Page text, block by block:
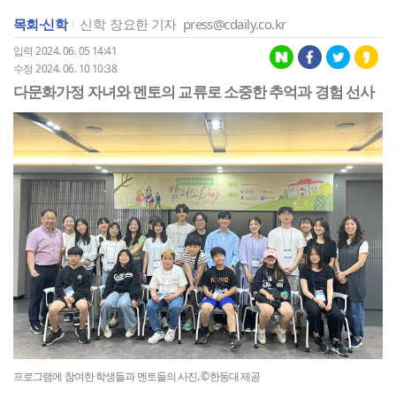
목회·신학 신학 장요한 기자 press@cdaily.co.kr
입력 2024. 06. 05 14:41
수정 2024. 06. 10 10:38
다문화가정 자녀와 멘토의 교류로 소중한 추억과 경험 선사
프로그램에 참여한 학생들과 멘토들의 사진. ©한동대 제공